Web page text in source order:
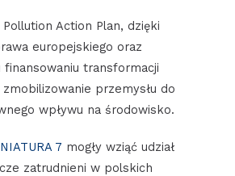
Action Plan, dzięki
europejskiego oraz
transformacji
przemysłu do
wpływu na środowisko.
7 mogły wziąć udział
zatrudnieni w polskich